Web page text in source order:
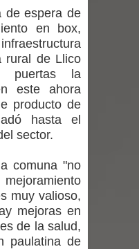
especialistas U.
creciente interés
y coreana
Minvu en el
en medio de
rechaza
eléctrica
de espera de
en box,
rural de Llico
puertas la
este ahora
producto de
hasta el
sector.
comuna "no
muy valioso,
mejoras en
de la salud,
paulatina de